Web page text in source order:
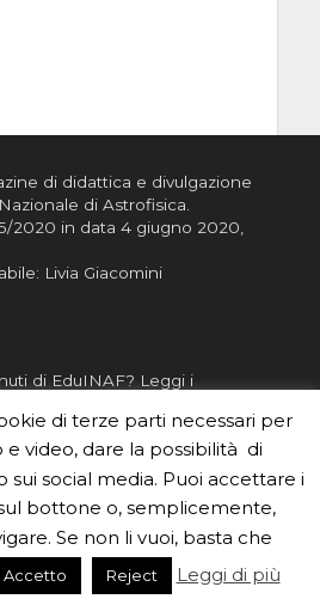
di didattica e divulgazione
di Astrofisica
2020 in data 4 giugno 2020,
Livia Giacomini
di EduINAF? Leggi i
risponde, per
i tuoi contributi, scrivici a
inaf.it oppure
di terze parti necessari per
video, dare la possibilità di
sui social media. Puoi accettare i
bottone o, semplicemente,
Se non li vuoi, basta che
Accetto Reject Leggi di più